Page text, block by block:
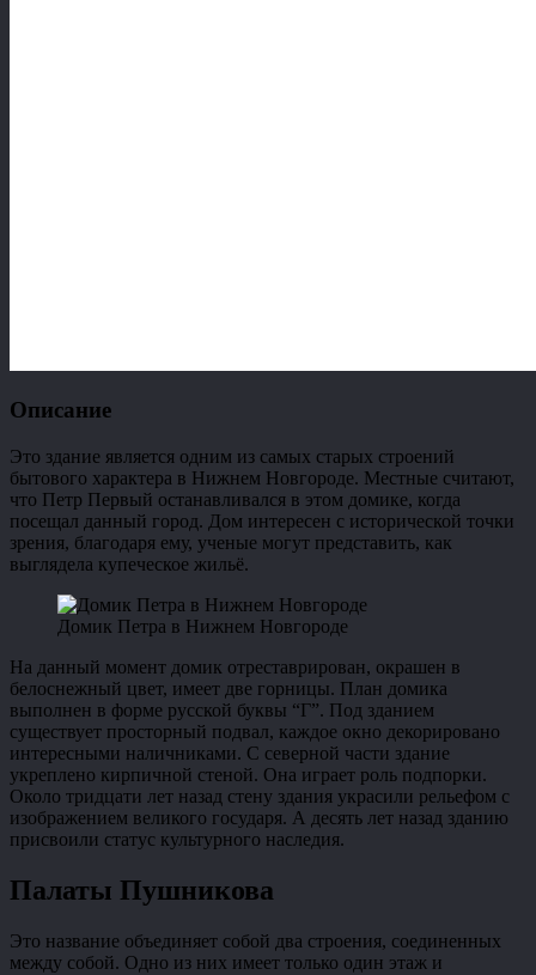
Описание
Это здание является одним из самых старых строений
бытового характера в Нижнем Новгороде. Местные считают,
что Петр Первый останавливался в этом домике, когда
посещал данный город. Дом интересен с исторической точки
зрения, благодаря ему, ученые могут представить, как
выглядела купеческое жильё.
Домик Петра в Нижнем Новгороде
На данный момент домик отреставрирован, окрашен в
белоснежный цвет, имеет две горницы. План домика
выполнен в форме русской буквы “Г”. Под зданием
существует просторный подвал, каждое окно декорировано
интересными наличниками. С северной части здание
укреплено кирпичной стеной. Она играет роль подпорки.
Около тридцати лет назад стену здания украсили рельефом с
изображением великого государя. А десять лет назад зданию
присвоили статус культурного наследия.
Палаты Пушникова
Это название объединяет собой два строения, соединенных
между собой. Одно из них имеет только один этаж и